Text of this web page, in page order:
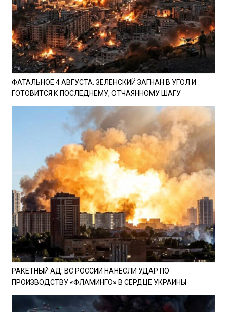
ФАТАЛЬНОЕ 4 АВГУСТА: ЗЕЛЕНСКИЙ ЗАГНАН В УГОЛ И
ГОТОВИТСЯ К ПОСЛЕДНЕМУ, ОТЧАЯННОМУ ШАГУ
РАКЕТНЫЙ АД: ВС РОССИИ НАНЕСЛИ УДАР ПО
ПРОИЗВОДСТВУ «ФЛАМИНГО» В СЕРДЦЕ УКРАИНЫ